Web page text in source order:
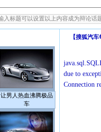
让男人热血沸腾极品
车
【搜狐汽车
due to
Connection